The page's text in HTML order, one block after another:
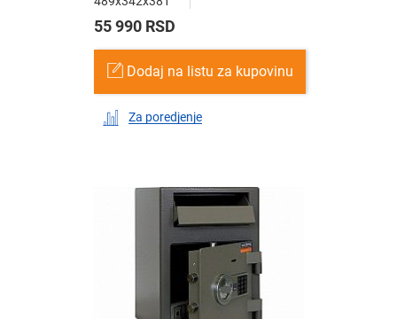
55 990 RSD
Dodaj na listu za kupovinu
Za poredjenje